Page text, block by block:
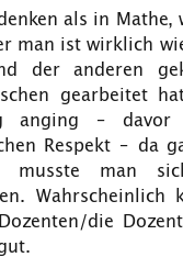
als in Mathe,
man ist wirklich
der anderen
gearbeitet
anging –
Respekt – da
musste man
Wahrscheinlich
die